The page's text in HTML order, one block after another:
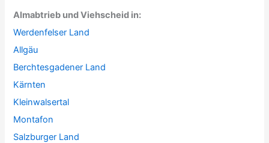
Almabtrieb und Viehscheid in:
Werdenfelser Land
Allgäu
Berchtesgadener Land
Kärnten
Kleinwalsertal
Montafon
Salzburger Land